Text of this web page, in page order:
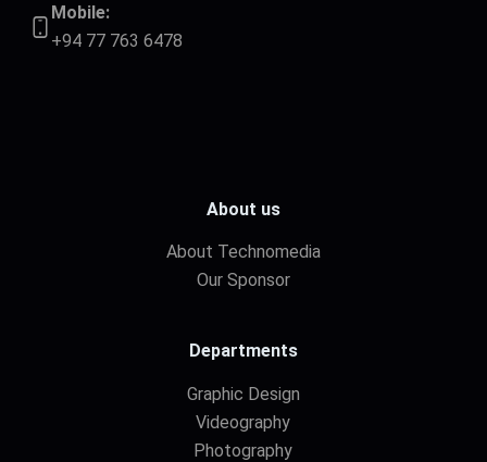
Mobile:
+94 77 763 6478
About us
About Technomedia
Our Sponsor
Departments
Graphic Design
Videography
Photography